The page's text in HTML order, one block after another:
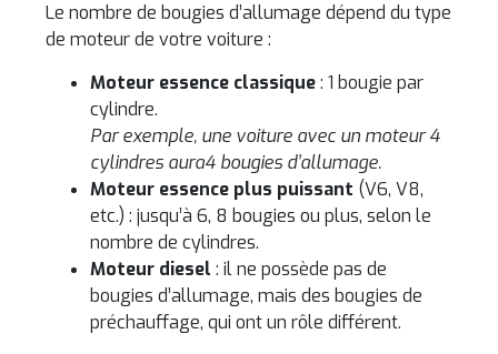
Le nombre de bougies d’allumage dépend du type
de moteur de votre voiture :
Moteur essence classique: 1 bougie par
cylindre.
Par exemple, une voiture avec un moteur 4
cylindres aura4 bougies d’allumage.
Moteur essence plus puissant (V6, V8,
etc.) : jusqu’à 6, 8 bougies ou plus, selon le
nombre de cylindres.
Moteur diesel : il ne possède pas de
bougies d’allumage, mais des bougies de
préchauffage, qui ont un rôle différent.